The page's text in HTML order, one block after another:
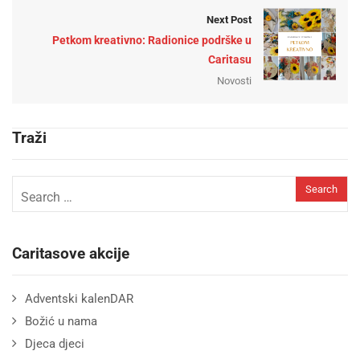
Next Post
Petkom kreativno: Radionice podrške u
Caritasu
Novosti
Traži
Caritasove akcije
Adventski kalenDAR
Božić u nama
Djeca djeci